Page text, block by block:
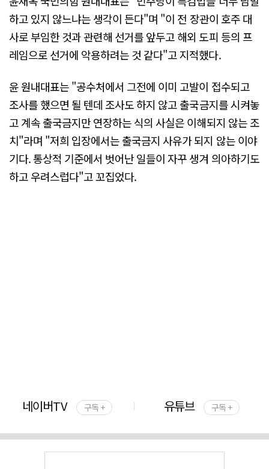
하고 있지 않느냐는 생각이 든다"며 "이 전 장관이 호주 대
사로 부임한 것과 관련해 선거를 앞두고 해외 도피 등의 프
레임으로 선거에 악용하려는 것 같다"고 지적했다.
윤 원내대표는 "공수처에서 그전에 이미 고발이 접수되고
조사를 했으면 될 텐데 조사도 하지 않고 출국금지를 시켜놓
고 계속 출국금지만 연장하는 식의 사실은 이해되지 않는 조
치"라며 "저희 입장에서는 출국금지 사유가 되지 않는 이야
기다. 통상적 기준에서 벗어난 일들이 자꾸 생겨 의아하기도
하고 우려스럽다"고 꼬집었다.
네이버TV 구독 + 유튜브 구독 +